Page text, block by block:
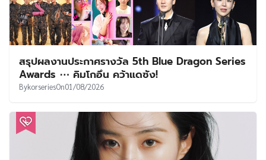
สรุปผลงานประกาศรางวัล 5th Blue Dragon Series
Awards ⋯ คิมโกอึน คว้าแดซัง!
BykorseriesOn01/08/2026